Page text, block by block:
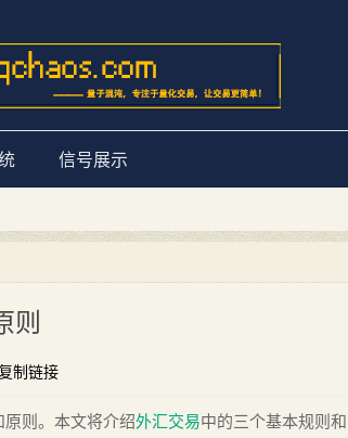
信号展示
则
制链接
则。本文将介绍外汇交易中的三个基本规则和